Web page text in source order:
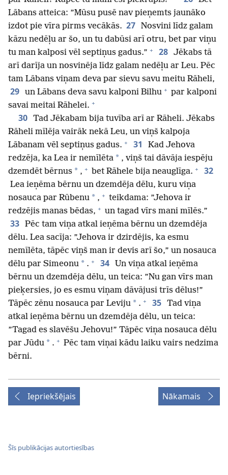
Lābans atteica: ”Mūsu pusē nav pieņemts jaunāko
izdot pie vīra pirms vecākās. 27 Nosvini līdz galam
kāzu nedēļu ar šo, un tu dabūsi arī otru, bet par viņu
tu man kalposi vēl septiņus gadus.” + 28 Jēkabs tā
arī darīja un nosvinēja līdz galam nedēļu ar Leu. Pēc
tam Lābans viņam deva par sievu savu meitu Rāheli,
29 un Lābans deva savu kalponi Bilhu + par kalponi
savai meitai Rāhelei. +
30 Tad Jēkabam bija tuvība arī ar Rāheli. Jēkabs
Rāheli mīlēja vairāk nekā Leu, un viņš kalpoja
Lābanam vēl septiņus gadus. + 31
Kad Jehova
redzēja, ka Lea ir nemīlēta * , viņš tai dāvāja iespēju
dzemdēt bērnus * , + bet Rāhele bija neauglīga. + 32
Lea ieņēma bērnu un dzemdēja dēlu, kuru viņa
nosauca par Rūbenu * , + teikdama: ”Jehova ir
redzējis manas bēdas, + un tagad vīrs mani mīlēs.”
33 Pēc tam viņa atkal ieņēma bērnu un dzemdēja
dēlu. Lea sacīja: ”Jehova ir dzirdējis, ka esmu
nemīlēta, tāpēc viņš man ir devis arī šo,” un nosauca
dēlu par Simeonu * . + 34
Un viņa atkal ieņēma
bērnu un dzemdēja dēlu, un teica: ”Nu gan vīrs man
pieķersies, jo es esmu viņam dāvājusi trīs dēlus!”
Tāpēc zēnu nosauca par Leviju * . + 35 Tad viņa
atkal ieņēma bērnu un dzemdēja dēlu, un teica:
”Tagad es slavēšu Jehovu!” Tāpēc viņa nosauca dēlu
par Jūdu * . + Pēc tam viņai kādu laiku vairs nedzima
bērni.
Iepriekšējais Nākamais
Šīs publikācijas autortiesības